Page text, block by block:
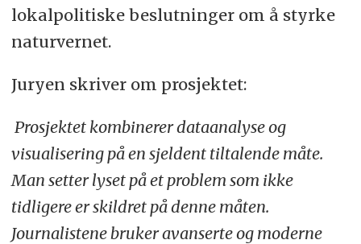
lokalpolitiske beslutninger om å styrke
naturvernet.
Juryen skriver om prosjektet:
Prosjektet kombinerer dataanalyse og
visualisering på en sjeldent tiltalende måte.
Man setter lyset på et problem som ikke
tidligere er skildret på denne måten.
Journalistene bruker avanserte og moderne